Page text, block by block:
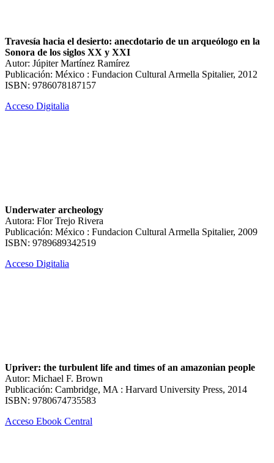
Travesía hacia el desierto: anecdotario de un arqueólogo en la
Sonora de los siglos XX y XXI
Autor: Júpiter Martínez Ramírez
Publicación: México : Fundacion Cultural Armella Spitalier, 2012
ISBN: 9786078187157
Acceso Digitalia
Underwater archeology
Autora: Flor Trejo Rivera
Publicación: México : Fundacion Cultural Armella Spitalier, 2009
ISBN: 9789689342519
Acceso Digitalia
Upriver: the turbulent life and times of an amazonian people
Autor: Michael F. Brown
Publicación: Cambridge, MA : Harvard University Press, 2014
ISBN: 9780674735583
Acceso Ebook Central